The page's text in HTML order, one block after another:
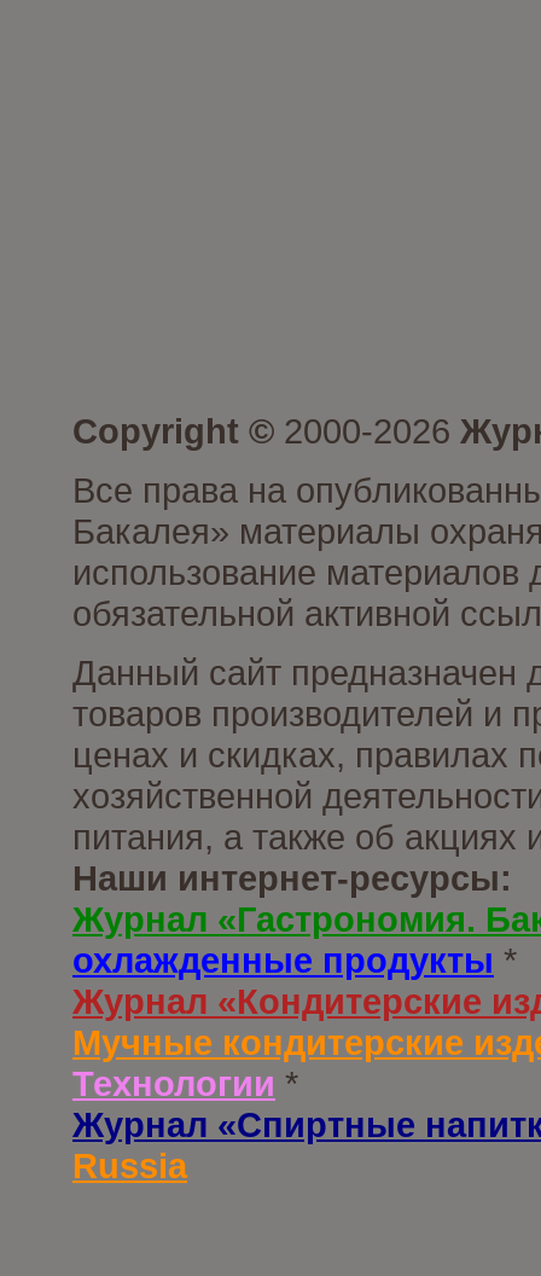
Copyright © 2000-2026
Все права на
Бакалея» материалы
использование материалов
обязательной активной
Данный сайт предназначен
товаров производителей и
ценах и скидках, правилах
хозяйственной
питания, а также об
Наши интернет-ресурсы:
Журнал «Гастрономия.
охлажденные продукты *
Журнал «Кондитерские
Мучные кондитерские
Технологии *
Журнал «Спиртные
Russia